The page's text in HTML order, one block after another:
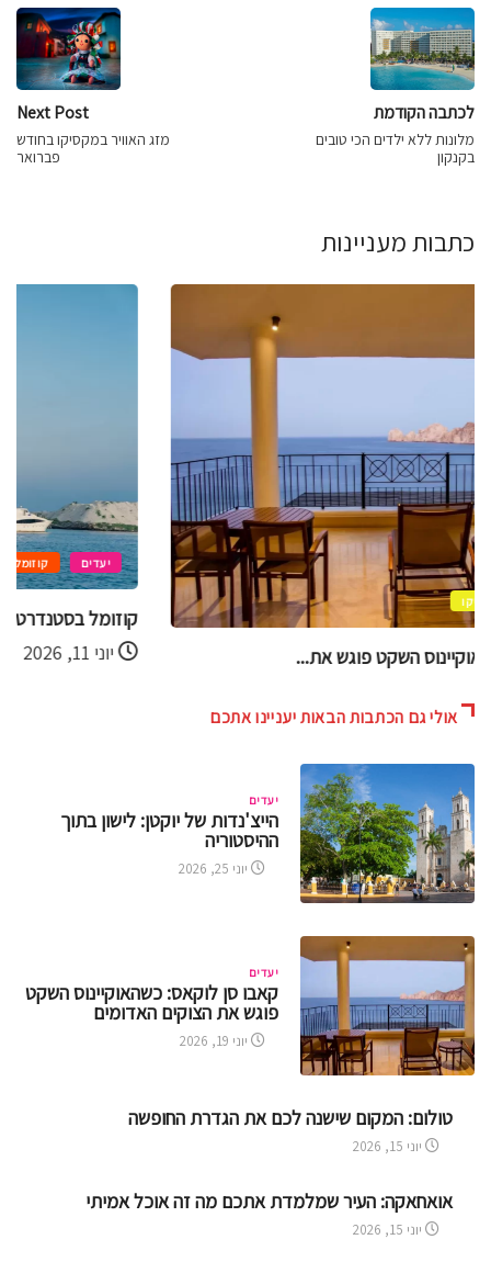
לכתבה הקודמת
מלונות ללא ילדים הכי טובים
בקנקון
Next Post
מזג האוויר במקסיקו בחודש
פברואר
כתבות מעניינות
יעדים קוזומל
קוזומל בסטנדרט זהב – חוויות VIP מעל...
יוני 11, 2026
אולי גם הכתבות הבאות יעניינו אתכם
יעדים
הייצ'נדות של יוקטן: לישון בתוך
ההיסטוריה
יוני 25, 2026
יעדים
קאבו סן לוקאס: כשהאוקיינוס השקט
פוגש את הצוקים האדומים
יוני 19, 2026
טולום: המקום שישנה לכם את הגדרת החופשה
יוני 15, 2026
אואחאקה: העיר שמלמדת אתכם מה זה אוכל אמיתי
יוני 15, 2026